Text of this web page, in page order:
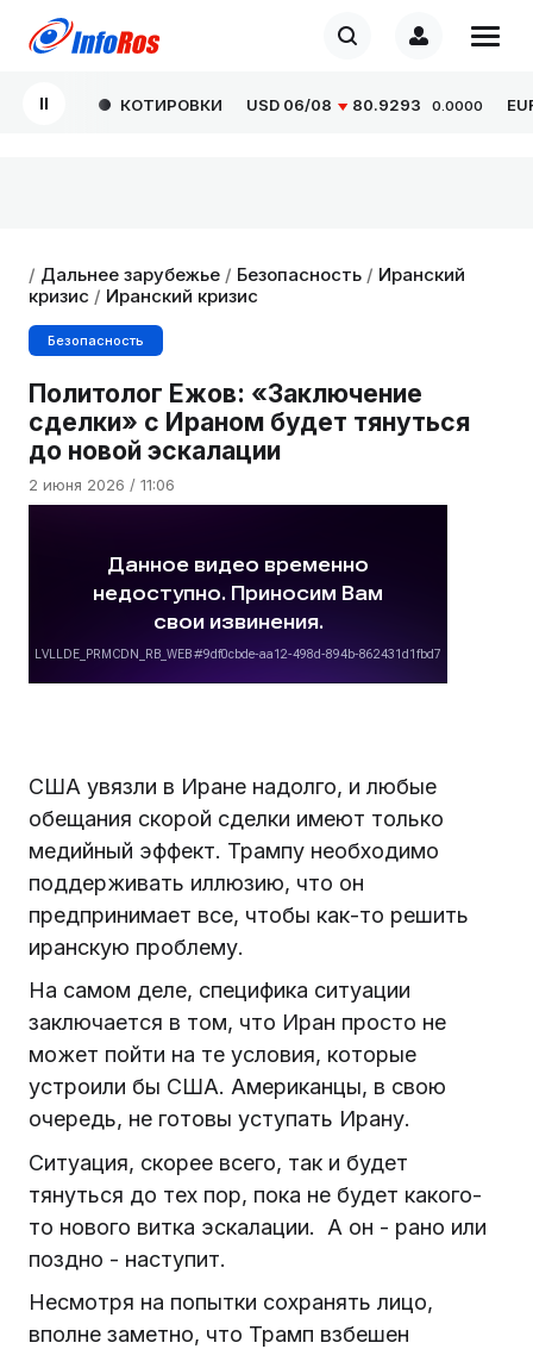
КОТИРОВКИ USD06/08 80.9293 0.0000 EUR
/ Дальнее зарубежье / Безопасность / Иранский
кризис / Иранский кризис
Безопасность
Политолог Ежов: «Заключение
сделки» с Ираном будет тянуться
до новой эскалации
2 июня 2026 / 11:06
США увязли в Иране надолго, и любые
обещания скорой сделки имеют только
медийный эффект. Трампу необходимо
поддерживать иллюзию, что он
предпринимает все, чтобы как-то решить
иранскую проблему.
На самом деле, специфика ситуации
заключается в том, что Иран просто не
может пойти на те условия, которые
устроили бы США. Американцы, в свою
очередь, не готовы уступать Ирану.
Ситуация, скорее всего, так и будет
тянуться до тех пор, пока не будет какого-
то нового витка эскалации. А он - рано или
поздно - наступит.
Несмотря на попытки сохранять лицо,
вполне заметно, что Трамп взбешен